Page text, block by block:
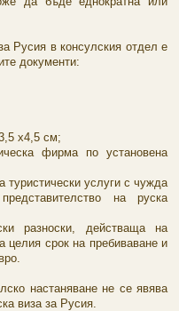
Русия в консулския отдел е
документи:
х4,5 см;
фирма по установена
туристически услуги с чужда
на руска
разноски, действаща на
целия срок на пребиваване и
настаняване не се явява
виза за Русия.